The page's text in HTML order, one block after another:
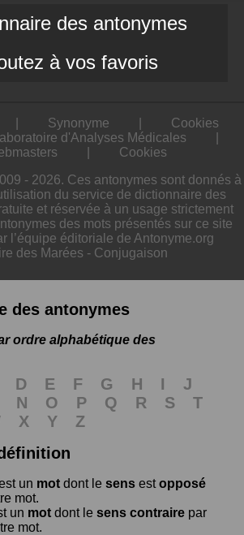
des antonymes
à vos favoris
Synonyme
Cookies
Laboratoire d'Analyses Médicales
Cookies
- 2026. Ces antonymes sont donnés à
du service de dictionnaire des
et réservée à un usage strictement
des mots présentés sur ce site
l’équipe éditoriale de Antonyme.org
des Marées - Conjugaison
des antonymes
ordre alphabétique des
D E F G H I
J
N O P Q R S
T
X Y
Z
un mot dont le sens estopposé
mot.
un mot dont le sens contraire par
mot.